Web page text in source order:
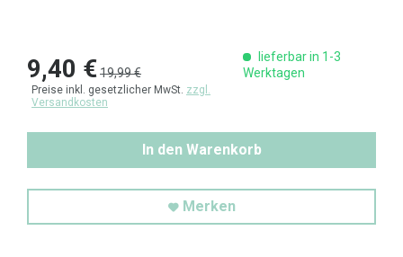
9,40 €19,99 €
Preise inkl. gesetzlicher MwSt. zzgl.
Versandkosten
lieferbar in 1-3
Werktagen
In den Warenkorb
Merken